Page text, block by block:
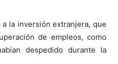
la inversión extranjera, que
de empleos, como
despedido durante la